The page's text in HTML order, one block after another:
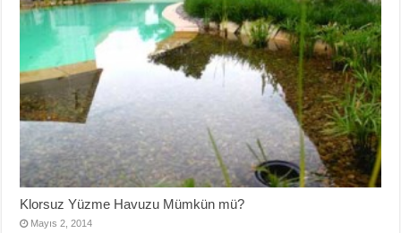
Klorsuz Yüzme Havuzu Mümkün mü?
Mayıs 2, 2014